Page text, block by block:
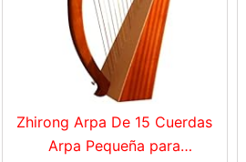
Zhirong Arpa De 15 Cuerdas
Arpa Pequeña para